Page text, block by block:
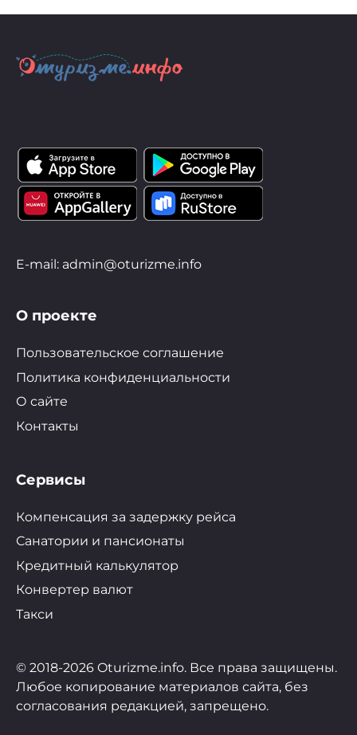
E-mail: admin@oturizme.info
О проекте
Пользовательское соглашение
Политика конфиденциальности
О сайте
Контакты
Сервисы
Компенсация за задержку рейса
Санатории и пансионаты
Кредитный калькулятор
Конвертер валют
Такси
© 2018-2026 Oturizme.info. Все права защищены.
Любое копирование материалов сайта, без
согласования редакцией, запрещено.